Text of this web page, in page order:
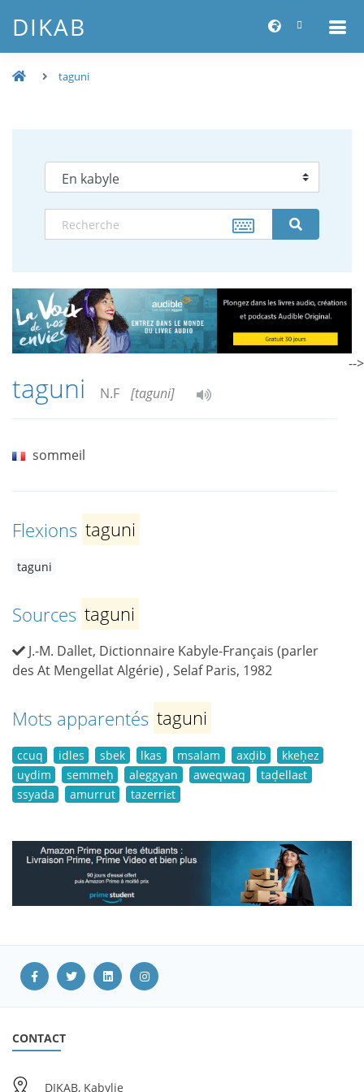
DIKAB
taguni
taguni N.F [taguni]
sommeil
Flexions taguni
taguni
Sources taguni
J.-M. Dallet, Dictionnaire Kabyle-Français (parler
des At Mengellat Algérie) , Selaf Paris, 1982
Mots apparentés taguni
ccuq idles sbek lkas msalam axḍib
kkeḥez
uɣdim
semmeḥ aleggɣan aweqwaq
taḍellaɛt
ssyada
amurrut tazerriɛt
-->
CONTACT
DIKAB, Kabylie